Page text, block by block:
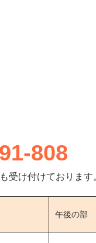
808
受け付けております
午後の部